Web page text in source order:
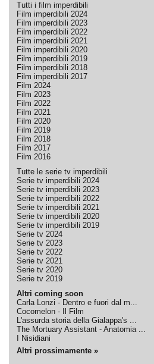
Tutti i film imperdibili
Film imperdibili 2024
Film imperdibili 2023
Film imperdibili 2022
Film imperdibili 2021
Film imperdibili 2020
Film imperdibili 2019
Film imperdibili 2018
Film imperdibili 2017
Film 2024
Film 2023
Film 2022
Film 2021
Film 2020
Film 2019
Film 2018
Film 2017
Film 2016
Tutte le serie tv imperdibili
Serie tv imperdibili 2024
Serie tv imperdibili 2023
Serie tv imperdibili 2022
Serie tv imperdibili 2021
Serie tv imperdibili 2020
Serie tv imperdibili 2019
Serie tv 2024
Serie tv 2023
Serie tv 2022
Serie tv 2021
Serie tv 2020
Serie tv 2019
Altri coming soon
Carla Lonzi - Dentro e fuori dal m...
Cocomelon - Il Film
L'assurda storia della Gialappa's ...
The Mortuary Assistant - Anatomia ...
I Nisidiani
Altri prossimamente »